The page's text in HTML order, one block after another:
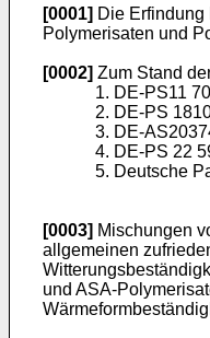
[0001] Die
Polymerisaten und
[0002] Zum Stand
1. DE-PS11
2. DE-PS
3. DE-
4. DE-PS 22
5. Deutsche
[0003] Mischungen
allgemeinen
und ASA-